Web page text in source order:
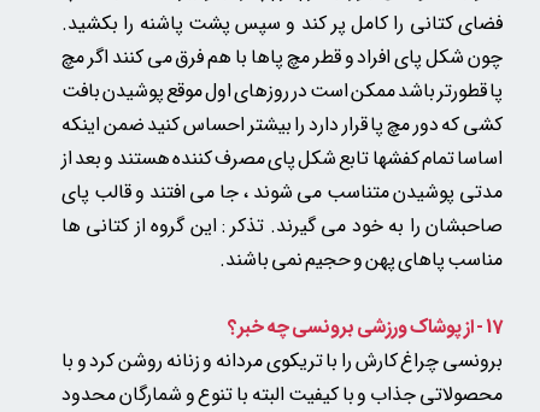
فضای کتانی را کامل پر کند و سپس پشت پاشنه را بکشید.
چون شکل پای افراد و قطر مچ پاها با هم فرق می کنند اگر مچ
پا قطورتر باشد ممکن است در روزهای اول موقع پوشیدن بافت
کشی که دور مچ پا قرار دارد را بیشتر احساس کنید ضمن اینکه
اساسا تمام کفشها تابع شکل پای مصرف کننده هستند و بعد از
مدتی پوشیدن متناسب می شوند ، جا می افتند و قالب پای
صاحبشان را به خود می گیرند. تذکر : این گروه از کتانی ها
مناسب پاهای پهن و حجیم نمی باشند.
17 - از پوشاک ورزشی برونسی چه خبر؟
برونسی چراغ کارش را با تریکوی مردانه و زنانه روشن کرد و با
محصولاتی جذاب و با کیفیت البته با تنوع و شمارگان محدود